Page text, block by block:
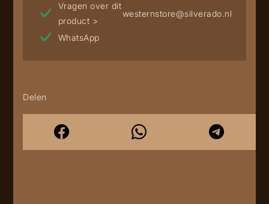
Vragen over dit
product >
westernstore@silverado.nl
WhatsApp
Delen